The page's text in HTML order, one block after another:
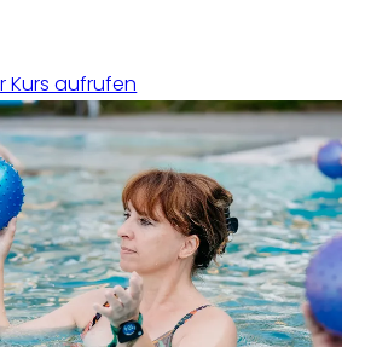
Kurs aufrufen